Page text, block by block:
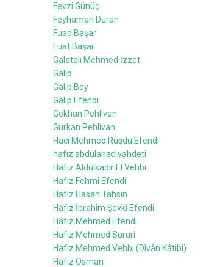
Fevzi Günüç
Feyhaman Duran
Fuad Başar
Fuat Başar
Galatalı Mehmed İzzet
Galip
Galip Bey
Galip Efendi
Gökhan Pehlivan
Gürkan Pehlivan
Hacı Mehmed Rüşdü Efendi
hafız abdülahad vahdeti
Hafız Aldülkadir El Vehbi
Hafız Fehmi Efendi
Hafız Hasan Tahsin
Hafız İbrahim Şevki Efendi
Hafız Mehmed Efendi
Hafız Mehmed Sururi
Hafız Mehmed Vehbi (Dîvân Kâtibi)
Hafız Osman